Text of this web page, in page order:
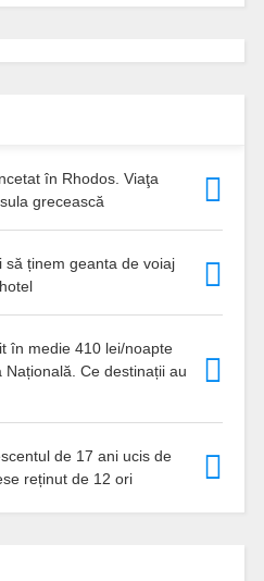
în Rhodos. Viaţa
grecească
ținem geanta de voiaj
în medie 410 lei/noapte
Ce destinații au
de 17 ani ucis de
reținut de 12 ori